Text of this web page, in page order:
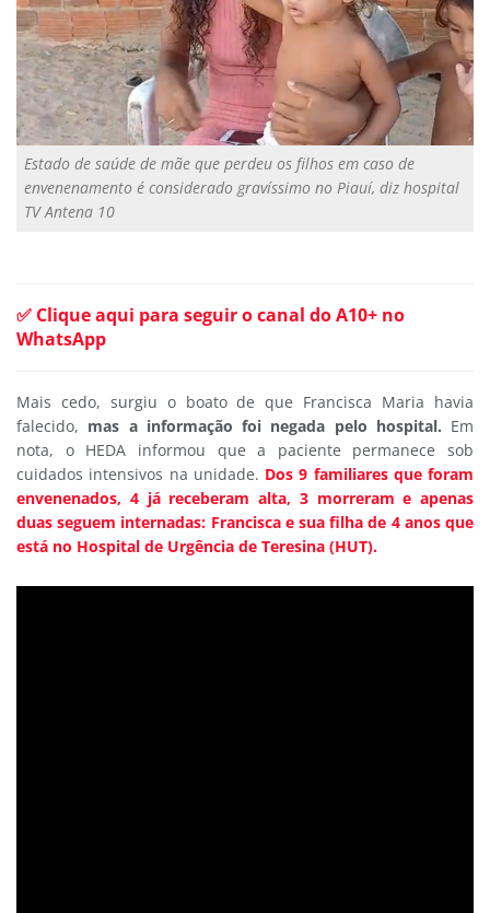
Estado de saúde de mãe que perdeu os filhos em caso de
envenenamento é considerado gravíssimo no Piauí, diz hospital
TV Antena 10
✅ Clique aqui para seguir o canal do A10+ no
WhatsApp
Mais cedo, surgiu o boato de que Francisca Maria havia
falecido, mas a informação foi negada pelo hospital. Em
nota, o HEDA informou que a paciente permanece sob
cuidados intensivos na unidade. Dos 9 familiares que foram
envenenados, 4 já receberam alta, 3 morreram e apenas
duas seguem internadas: Francisca e sua filha de 4 anos que
está no Hospital de Urgência de Teresina (HUT).